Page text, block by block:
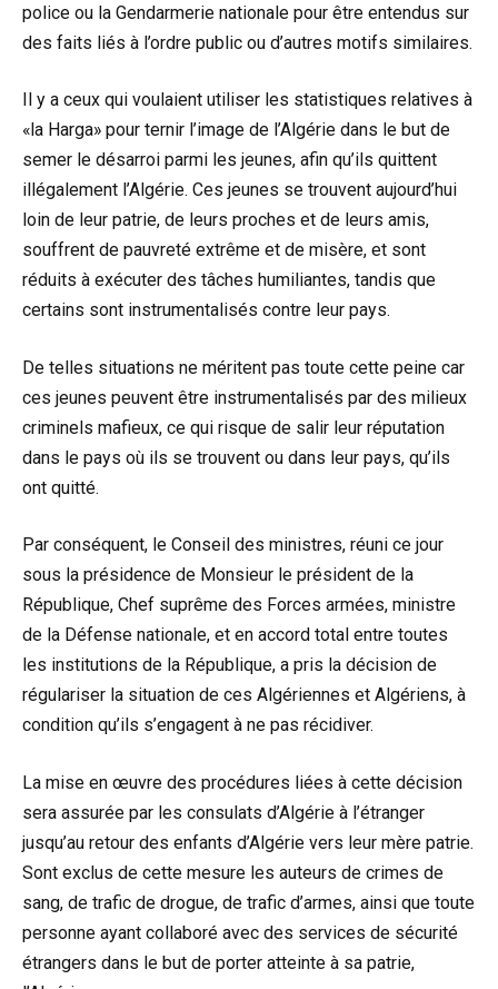
police ou la Gendarmerie nationale pour être entendus sur
des faits liés à l’ordre public ou d’autres motifs similaires.
Il y a ceux qui voulaient utiliser les statistiques relatives à
«la Harga» pour ternir l’image de l’Algérie dans le but de
semer le désarroi parmi les jeunes, afin qu’ils quittent
illégalement l’Algérie. Ces jeunes se trouvent aujourd’hui
loin de leur patrie, de leurs proches et de leurs amis,
souffrent de pauvreté extrême et de misère, et sont
réduits à exécuter des tâches humiliantes, tandis que
certains sont instrumentalisés contre leur pays.
De telles situations ne méritent pas toute cette peine car
ces jeunes peuvent être instrumentalisés par des milieux
criminels mafieux, ce qui risque de salir leur réputation
dans le pays où ils se trouvent ou dans leur pays, qu’ils
ont quitté.
Par conséquent, le Conseil des ministres, réuni ce jour
sous la présidence de Monsieur le président de la
République, Chef suprême des Forces armées, ministre
de la Défense nationale, et en accord total entre toutes
les institutions de la République, a pris la décision de
régulariser la situation de ces Algériennes et Algériens, à
condition qu’ils s’engagent à ne pas récidiver.
La mise en œuvre des procédures liées à cette décision
sera assurée par les consulats d’Algérie à l’étranger
jusqu’au retour des enfants d’Algérie vers leur mère patrie.
Sont exclus de cette mesure les auteurs de crimes de
sang, de trafic de drogue, de trafic d’armes, ainsi que toute
personne ayant collaboré avec des services de sécurité
étrangers dans le but de porter atteinte à sa patrie,